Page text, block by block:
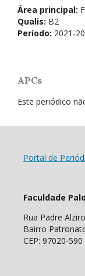
Área principal:
Qualis: B2
Período: 2021-
APCs
Este periódico
Portal de
Faculdade
Rua Padre
Bairro
CEP: 97020-590